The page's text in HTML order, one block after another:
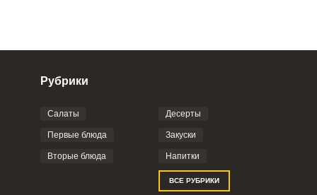
Фото до 4 шт, до 5 mb
Отправляя эту форму, вы соглашаетесь с
Политикой
Рубрики
Салаты
Первые блюда
Вторые блюда
Десерты
Закуски
Напитки
ВСЕ РУБРИКИ